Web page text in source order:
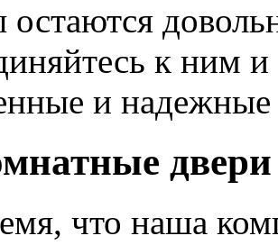
остаются
к ним
и
двери
что наша